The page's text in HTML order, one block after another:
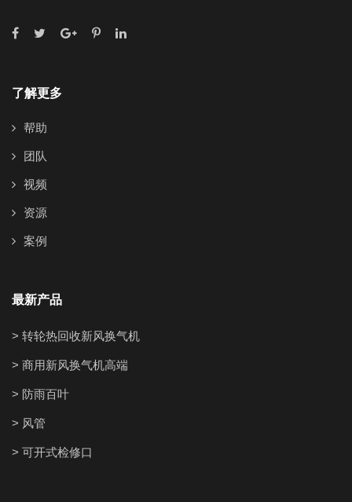
了解更多
帮助
团队
视频
资源
案例
最新产品
> 转轮热回收新风换气机
> 商用新风换气机高端
> 防雨百叶
> 风管
> 可开式检修口